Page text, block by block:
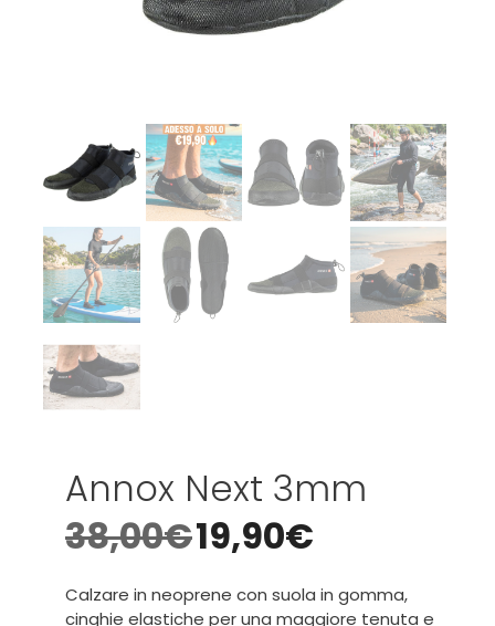
Annox Next 3mm
38,00€19,90€
Calzare in neoprene con suola in gomma,
cinghie elastiche per una maggiore tenuta e